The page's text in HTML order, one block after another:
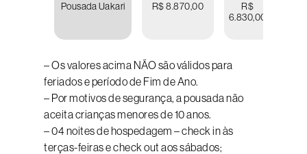
Pousada Uakari R$ 8.870,00
R$
6.830,00
– Os valores acima NÃO são válidos para
feriados e período de Fim de Ano.
– Por motivos de segurança, a pousada não
aceita crianças menores de 10 anos.
– 04 noites de hospedagem – check in às
terças-feiras e check out aos sábados;